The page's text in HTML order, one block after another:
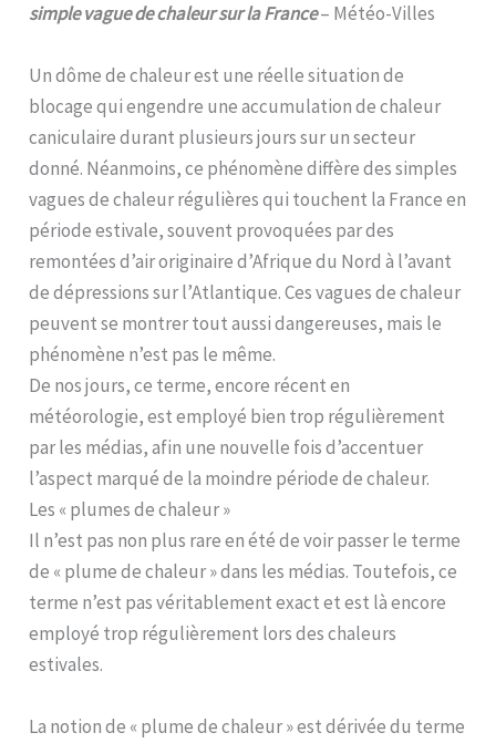
simple vague de chaleur sur la France– Météo-Villes
Un dôme de chaleur est une réelle situation de
blocage qui engendre une accumulation de chaleur
caniculaire durant plusieurs jours sur un secteur
donné. Néanmoins, ce phénomène diffère des simples
vagues de chaleur régulières qui touchent la France en
période estivale, souvent provoquées par des
remontées d’air originaire d’Afrique du Nord à l’avant
de dépressions sur l’Atlantique. Ces vagues de chaleur
peuvent se montrer tout aussi dangereuses, mais le
phénomène n’est pas le même.
De nos jours, ce terme, encore récent en
météorologie, est employé bien trop régulièrement
par les médias, afin une nouvelle fois d’accentuer
l’aspect marqué de la moindre période de chaleur.
Les « plumes de chaleur »
Il n’est pas non plus rare en été de voir passer le terme
de « plume de chaleur » dans les médias. Toutefois, ce
terme n’est pas véritablement exact et est là encore
employé trop régulièrement lors des chaleurs
estivales.
La notion de « plume de chaleur » est dérivée du terme